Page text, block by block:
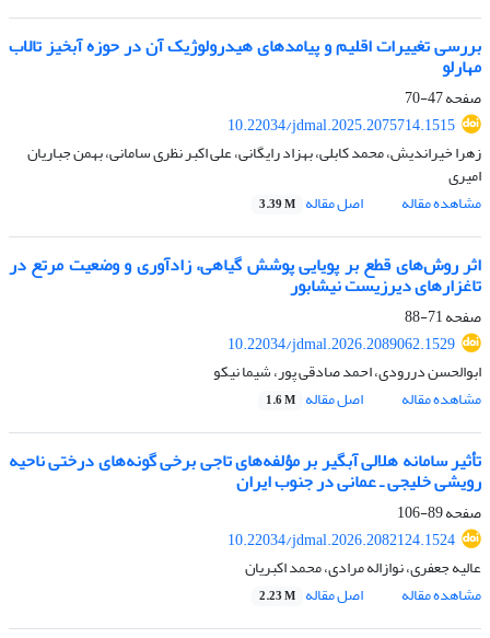
بررسی تغییرات اقلیم و پیامدهای هیدرولوژیک آن در حوزه آبخیز تالاب
مهارلو
صفحه47-70
10.22034/jdmal.2025.2075714.1515
زهرا خیراندیش، محمد کابلی، بهزاد رایگانی، علی اکبر نظری سامانی، بهمن جباریان
امیری
مشاهده مقاله
اصل مقاله 3.39 M
اثر روش‌های قطع بر پویایی پوشش گیاهی، زادآوری و وضعیت مرتع در
تاغزارهای دیرزیست نیشابور
صفحه71-88
10.22034/jdmal.2026.2089062.1529
ابوالحسن دررودی، احمد صادقی پور، شیما نیکو
مشاهده مقاله
اصل مقاله 1.6 M
تأثیر سامانه هلالی‌ آبگیر بر مؤلفه‌های تاجی برخی گونه‌های درختی ناحیه
رویشی خلیجی ـ عمانی در جنوب ایران
صفحه89-106
10.22034/jdmal.2026.2082124.1524
عالیه جعفری، نوازاله مرادی، محمد اکبریان
مشاهده مقاله
اصل مقاله 2.23 M